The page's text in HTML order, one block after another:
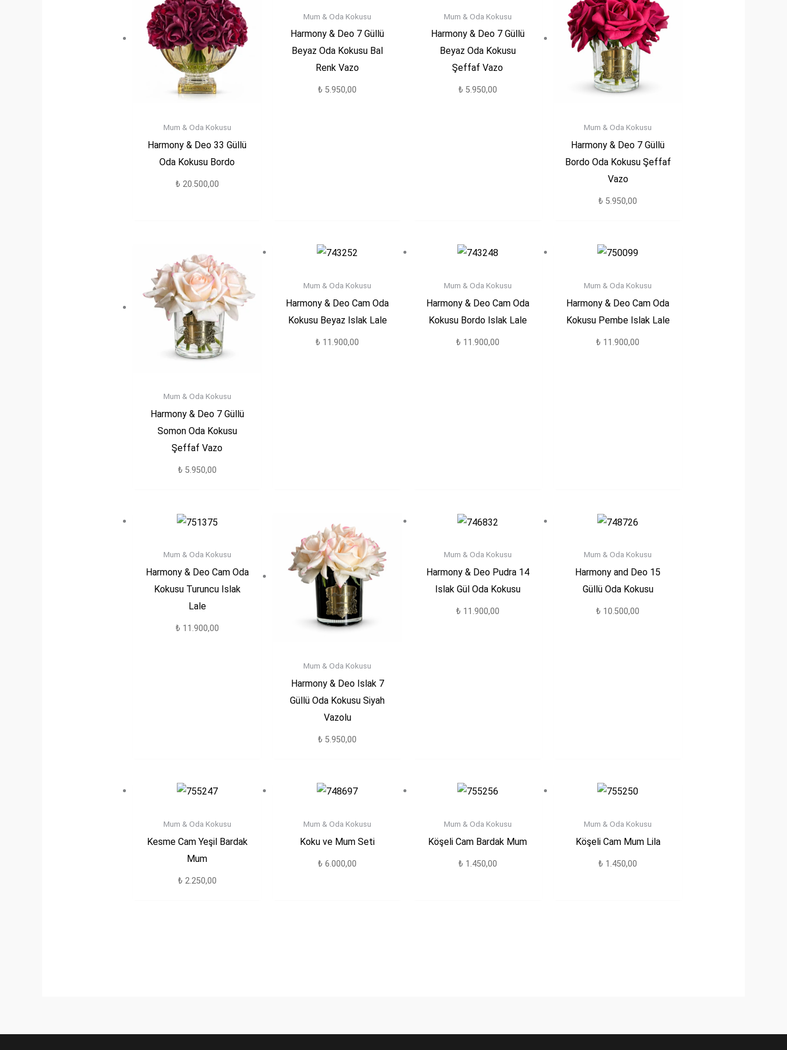
Mum & Oda Kokusu
Harmony & Deo 33 Güllü
Oda Kokusu Bordo
₺ 20.500,00
Mum & Oda Kokusu
Harmony & Deo 7 Güllü
Beyaz Oda Kokusu Bal
Renk Vazo
₺ 5.950,00
Mum & Oda Kokusu
Harmony & Deo 7 Güllü
Beyaz Oda Kokusu
Şeffaf Vazo
₺ 5.950,00
Mum & Oda Kokusu
Harmony & Deo 7 Güllü
Bordo Oda Kokusu Şeffaf
Vazo
₺ 5.950,00
Mum & Oda Kokusu
Harmony & Deo 7 Güllü
Somon Oda Kokusu
Şeffaf Vazo
₺ 5.950,00
Mum & Oda Kokusu
Harmony & Deo Cam Oda
Kokusu Beyaz Islak Lale
₺ 11.900,00
Mum & Oda Kokusu
Harmony & Deo Cam Oda
Kokusu Bordo Islak Lale
₺ 11.900,00
Mum & Oda Kokusu
Harmony & Deo Cam Oda
Kokusu Pembe Islak Lale
₺ 11.900,00
Mum & Oda Kokusu
Harmony & Deo Cam Oda
Kokusu Turuncu Islak
Lale
₺ 11.900,00
Mum & Oda Kokusu
Harmony & Deo Islak 7
Güllü Oda Kokusu Siyah
Vazolu
₺ 5.950,00
Mum & Oda Kokusu
Harmony & Deo Pudra 14
Islak Gül Oda Kokusu
₺ 11.900,00
Mum & Oda Kokusu
Harmony and Deo 15
Güllü Oda Kokusu
₺ 10.500,00
Mum & Oda Kokusu
Kesme Cam Yeşil Bardak
Mum
₺ 2.250,00
Mum & Oda Kokusu
Koku ve Mum Seti
₺ 6.000,00
Mum & Oda Kokusu
Köşeli Cam Bardak Mum
₺ 1.450,00
Mum & Oda Kokusu
Köşeli Cam Mum Lila
₺ 1.450,00